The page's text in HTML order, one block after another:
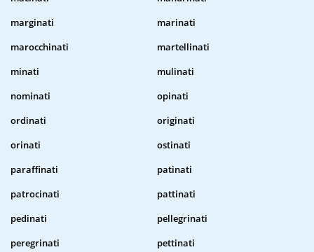
marginati
marinati
marocchinati
martellinati
minati
mulinati
nominati
opinati
ordinati
originati
orinati
ostinati
paraffinati
patinati
patrocinati
pattinati
pedinati
pellegrinati
peregrinati
pettinati